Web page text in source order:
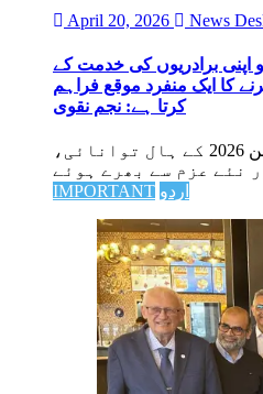
April 20, 2026 News
2026 افراد کو اپنی برادریوں کی خدمت کے
کا ایک منفرد موقع فراہم
کرتا ہے: نجم نقوی
مونٹریال میں لبرل پارٹی کنونشن 2026 کے ہال توانائی،
IMPORTANT اردو